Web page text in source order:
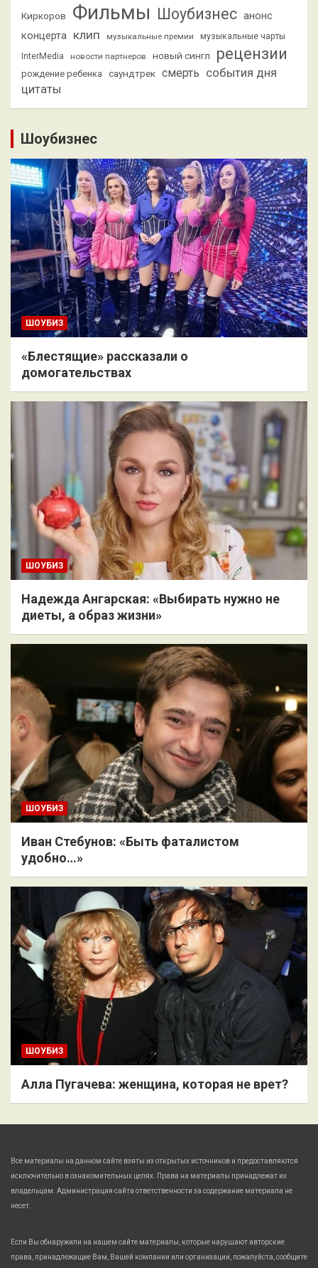
Киркоров Фильмы Шоубизнес анонс
концерта клип музыкальные премии
музыкальные чарты
InterMedia
новости партнеров новый сингл рецензии
рождение ребенка саундтрек смерть события дня
цитаты
Шоубизнес
ШОУБИЗ
«Блестящие» рассказали о
домогательствах
ШОУБИЗ
Надежда Ангарская: «Выбирать нужно не
диеты, а образ жизни»
ШОУБИЗ
Иван Стебунов: «Быть фаталистом
удобно…»
ШОУБИЗ
Алла Пугачева: женщина, которая не врет?
Все материалы на данном сайте взяты из открытых источников и предоставляются
исключительно в ознакомительных целях. Права на материалы принадлежат их
владельцам. Администрация сайта ответственности за содержание материала не
несет.
Если Вы обнаружили на нашем сайте материалы, которые нарушают авторские
права, принадлежащие Вам, Вашей компании или организации, пожалуйста, сообщите